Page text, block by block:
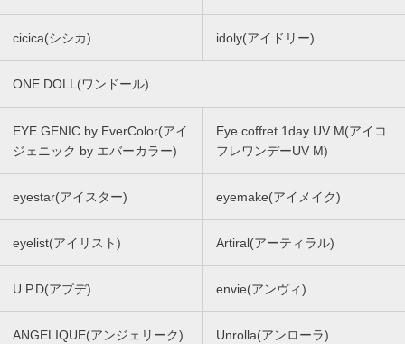
cicica(シシカ) idoly(アイドリー)
ONE DOLL(ワンドール)
EYE GENIC by EverColor(アイ
ジェニック by エバーカラー)
Eye coffret 1day UV M(アイコ
フレワンデーUV M)
eyestar(アイスター) eyemake(アイメイク)
eyelist(アイリスト) Artiral(アーティラル)
U.P.D(アプデ) envie(アンヴィ)
ANGELIQUE(アンジェリーク) Unrolla(アンローラ)